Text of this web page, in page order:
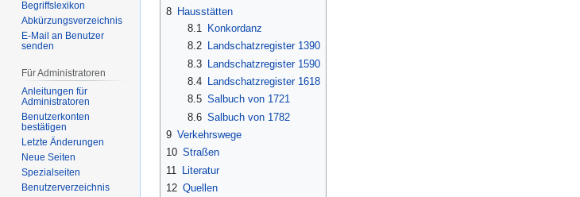
8 Hausstätten
8.1
Konkordanz
8.2
Landschatzregister 1390
8.3 Landschatzregister 1590
8.4
Landschatzregister 1618
8.5 Salbuch von 1721
8.6 Salbuch von 1782
9 Verkehrswege
10 Straßen
11
Literatur
12 Quellen
Begriffslexikon
Abkürzungsverzeichnis
E-Mail an Benutzer
senden
Für Administratoren
Anleitungen für
Administratoren
Benutzerkonten
bestätigen
Letzte Änderungen
Neue Seiten
Spezialseiten
Benutzerverzeichnis